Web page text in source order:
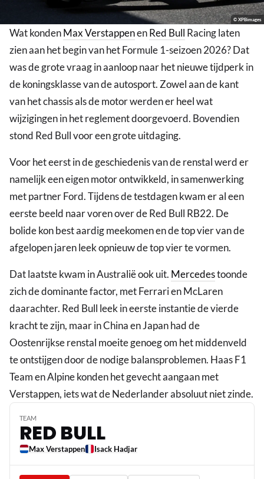
© XPBimages
Wat kondenMax VerstappenenRed Bull Racing laten
zien aan het begin van het Formule 1-seizoen 2026? Dat
was de grote vraag in aanloop naar het nieuwe tijdperk in
de koningsklasse van de autosport. Zowel aan de kant
van het chassis als de motor werden er heel wat
wijzigingen in het reglement doorgevoerd. Bovendien
stond Red Bull voor een grote uitdaging.
Voor het eerst in de geschiedenis van de renstal werd er
namelijk een eigen motor ontwikkeld, in samenwerking
met partner Ford. Tijdens de testdagen kwam er al een
eerste beeld naar voren over de Red Bull RB22. De
bolide kon best aardig meekomen en de top vier van de
afgelopen jaren leek opnieuw de top vier te vormen.
Dat laatste kwam in Australië ook uit. Mercedestoonde
zich de dominante factor, met Ferrari en McLaren
daarachter. Red Bull leek in eerste instantie de vierde
kracht te zijn, maar in China en Japan had de
Oostenrijkse renstal moeite genoeg om het middenveld
te ontstijgen door de nodige balansproblemen. Haas F1
Team en Alpine konden het gevecht aangaan met
Verstappen, iets wat de Nederlander absoluut niet zinde.
TEAM
RED BULL
Max Verstappen Isack Hadjar